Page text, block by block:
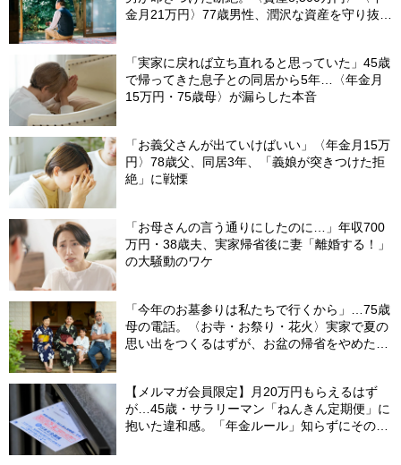
金月21万円〉77歳男性、潤沢な資産を守り抜い
「実家に戻れば立ち直れると思っていた」45歳
で帰ってきた息子との同居から5年…〈年金月
15万円・75歳母〉が漏らした本音
「お義父さんが出ていけばいい」〈年金月15万
円〉78歳父、同居3年、「義娘が突きつけた拒
絶」に戦慄
「お母さんの言う通りにしたのに…」年収700
万円・38歳夫、実家帰省後に妻「離婚する！」
の大騒動のワケ
「今年のお墓参りは私たちで行くから」…75歳
母の電話。〈お寺・お祭り・花火〉実家で夏の
思い出をつくるはずが、お盆の帰省をやめた理
【メルマガ会員限定】月20万円もらえるはず
が…45歳・サラリーマン「ねんきん定期便」に
抱いた違和感。「年金ルール」知らずにそのま